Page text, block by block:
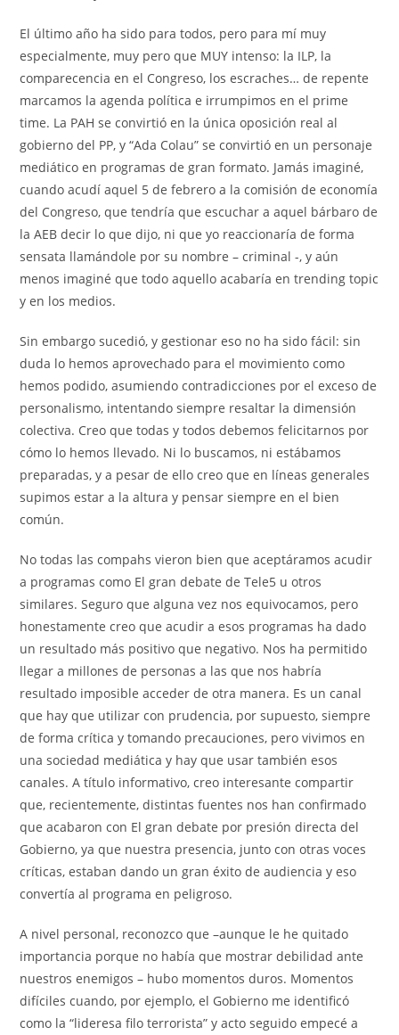
El último año ha sido para todos, pero para mí muy
especialmente, muy pero que MUY intenso: la ILP, la
comparecencia en el Congreso, los escraches… de repente
marcamos la agenda política e irrumpimos en el prime
time. La PAH se convirtió en la única oposición real al
gobierno del PP, y “Ada Colau” se convirtió en un personaje
mediático en programas de gran formato. Jamás imaginé,
cuando acudí aquel 5 de febrero a la comisión de economía
del Congreso, que tendría que escuchar a aquel bárbaro de
la AEB decir lo que dijo, ni que yo reaccionaría de forma
sensata llamándole por su nombre – criminal -, y aún
menos imaginé que todo aquello acabaría en trending topic
y en los medios.
Sin embargo sucedió, y gestionar eso no ha sido fácil: sin
duda lo hemos aprovechado para el movimiento como
hemos podido, asumiendo contradicciones por el exceso de
personalismo, intentando siempre resaltar la dimensión
colectiva. Creo que todas y todos debemos felicitarnos por
cómo lo hemos llevado. Ni lo buscamos, ni estábamos
preparadas, y a pesar de ello creo que en líneas generales
supimos estar a la altura y pensar siempre en el bien
común.
No todas las compahs vieron bien que aceptáramos acudir
a programas como El gran debate de Tele5 u otros
similares. Seguro que alguna vez nos equivocamos, pero
honestamente creo que acudir a esos programas ha dado
un resultado más positivo que negativo. Nos ha permitido
llegar a millones de personas a las que nos habría
resultado imposible acceder de otra manera. Es un canal
que hay que utilizar con prudencia, por supuesto, siempre
de forma crítica y tomando precauciones, pero vivimos en
una sociedad mediática y hay que usar también esos
canales. A título informativo, creo interesante compartir
que, recientemente, distintas fuentes nos han confirmado
que acabaron con El gran debate por presión directa del
Gobierno, ya que nuestra presencia, junto con otras voces
críticas, estaban dando un gran éxito de audiencia y eso
convertía al programa en peligroso.
A nivel personal, reconozco que –aunque le he quitado
importancia porque no había que mostrar debilidad ante
nuestros enemigos – hubo momentos duros. Momentos
difíciles cuando, por ejemplo, el Gobierno me identificó
como la “lideresa filo terrorista” y acto seguido empecé a